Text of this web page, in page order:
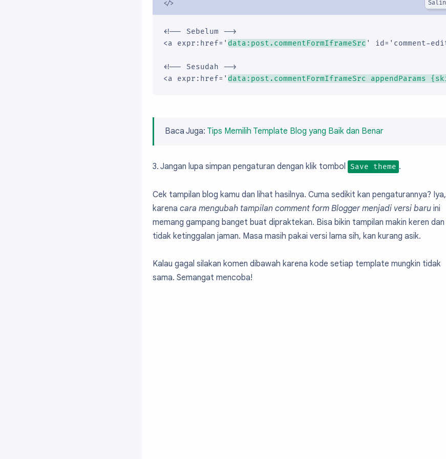
<Variable name="tabs.overflow.selected.color"
  default="$(body.text.color)" value="#1d2129"/>
<Variable name="posts.title.color" description="15"
  default="$(body.text.color)" value="#1d2129"/>
<Variable name="posts.title.font" description="16"
  type="font"
  type="color"
  default="$(body.text.color)" value="#1d2129"/>
  type="color"
  default="$(body.text.color)" value="#6c6f74"/>
<Variable name="labels.background.color" description="20"
  type="color"
</Group>
<!-- Sebelum -->
<a expr:href=' data:post.commentFormIframeSrc ' id='comment-
<!-- Sesudah -->
<a expr:href=' data:post.commentFormIframeSrc appendParams
Baca Juga: Tips Memilih Template Blog yang Baik dan Benar
3. Jangan lupa simpan pengaturan dengan klik tombol Save theme .
Cek tampilan blog kamu dan lihat hasilnya. Cuma sedikit kan pengaturannya? Iya,
karena cara mengubah tampilan comment form Blogger menjadi versi baru ini
memang gampang banget buat dipraktekan. Bisa bikin tampilan makin keren dan
tidak ketinggalan jaman. Masa masih pakai versi lama sih, kan kurang asik.
Kalau gagal silakan komen dibawah karena kode setiap template mungkin tidak
sama. Semangat mencoba!